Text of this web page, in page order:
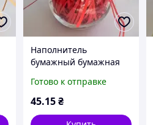
Наполнитель
бумажный бумажная
красный для коробок и
пакетов
Готово к отправке
45.15 ₴